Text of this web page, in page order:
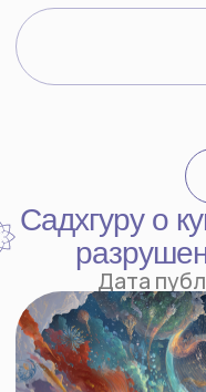
Садхгуру о
разрушения
Дата публикации:
Вот что говорит